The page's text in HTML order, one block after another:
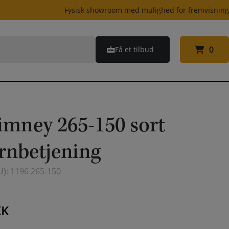
Fysisk showroom med mulighed for fremvisning
Få et tilbud 0
0
265-150 sort
1196 265-150